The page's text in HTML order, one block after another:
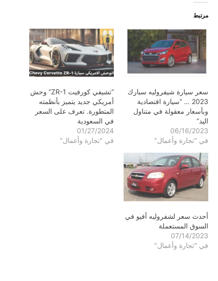
مرتبط
سعر سيارة شيفروليه سبارك
2023 … “سيارة اقتصادية
وبأسعار معقولة في متناول
اليد”
06/16/2023
في "تجارة وأعمال"
“تشيفي كورفيت ZR-1” وحش
أمريكي جديد يتميز بأنظمته
المتطورة. تعرف على السعر
في السعودية
01/27/2024
في "تجارة وأعمال"
أحدث سعر لشفروليه أفيو في
السوق المستعملة
07/14/2023
في "تجارة وأعمال"